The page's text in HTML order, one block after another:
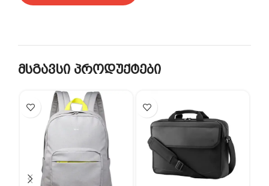
მსგავსი პროდუქტები